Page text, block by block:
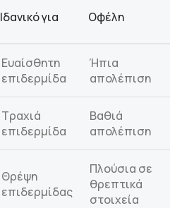
Ιδανικό για Οφέλη
Ευαίσθητη
επιδερμίδα
Ήπια
απολέπιση
Τραχιά
επιδερμίδα
Βαθιά
απολέπιση
Θρέψη
επιδερμίδας
Πλούσια σε
θρεπτικά
στοιχεία